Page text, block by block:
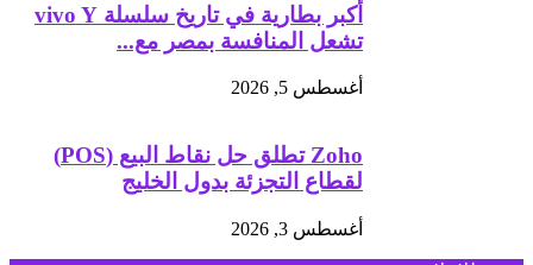
أكبر بطارية في تاريخ سلسلة vivo Y
تشعل المنافسة بمصر مع...
أغسطس 5, 2026
Zoho تطلق حل نقاط البيع (POS)
لقطاع التجزئة بدول الخليج
أغسطس 3, 2026